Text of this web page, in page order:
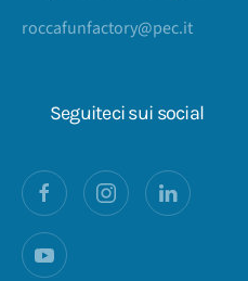
roccafunfactory@pec.it
Seguiteci sui social